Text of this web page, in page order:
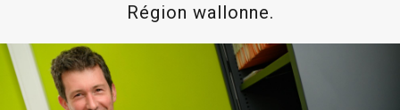
Région wallonne.